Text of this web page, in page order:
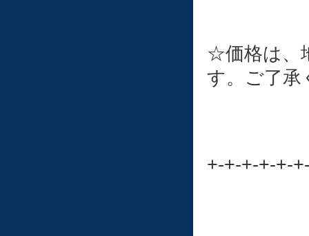
☆価格は、
す。ご了承
+-+-+-+-+-